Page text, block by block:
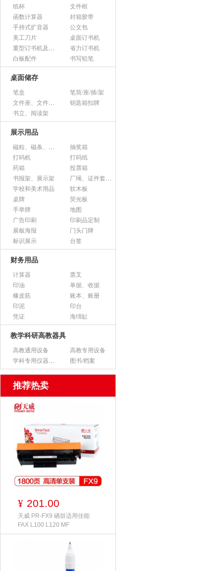
纸杯
文件框
函数计算器
封箱胶带
手持式扩音器
公文包
美工刀片
桌面订书机
重型订书机及其它
省力订书机
白板配件
书写铅笔
桌面储存
笔盒
笔筒/座/插/架
文件座、文件架、文件框
钥匙箱扣牌
书立、阅读架
展示用品
磁粒、磁条、磁片
抽奖箱
打码机
打码纸
药箱
投票箱
书报架、展示架
厂绳、证件套、卡套
学校和美术用品
软木板
桌牌
荧光板
手举牌
地图
广告印刷
印刷品定制
展板海报
门头门牌
标识展示
台签
财务用品
计算器
票叉
印油
单据、收据
橡皮筋
账本、账册
印泥
印台
凭证
海绵缸
教学科研高教器具
高教通用设备
高教专用设备
学科专用仪器设备
图书/档案
推荐热卖
¥ 201.00
天威 PR-FX9 硒鼓适用佳能
FAX L100 L120 MF